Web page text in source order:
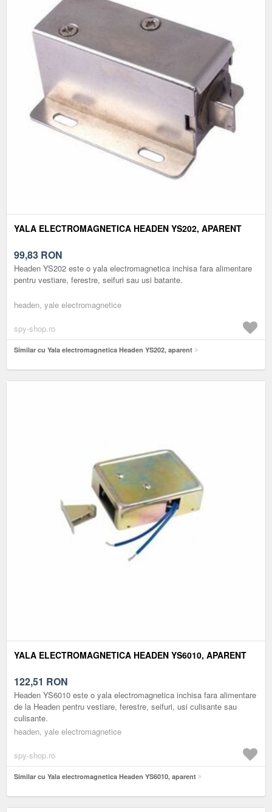
YALA ELECTROMAGNETICA HEADEN YS202, APARENT
99,83 RON
Headen YS202 este o yala electromagnetica inchisa fara alimentare
pentru vestiare, ferestre, seifuri sau usi batante.
headen, yale electromagnetice
spy-shop.ro
Similar cu Yala electromagnetica Headen YS202, aparent
YALA ELECTROMAGNETICA HEADEN YS6010, APARENT
122,51 RON
Headen YS6010 este o yala electromagnetica inchisa fara alimentare
de la Headen pentru vestiare, ferestre, seifuri, usi culisante sau
culisante.
headen, yale electromagnetice
spy-shop.ro
Similar cu Yala electromagnetica Headen YS6010, aparent